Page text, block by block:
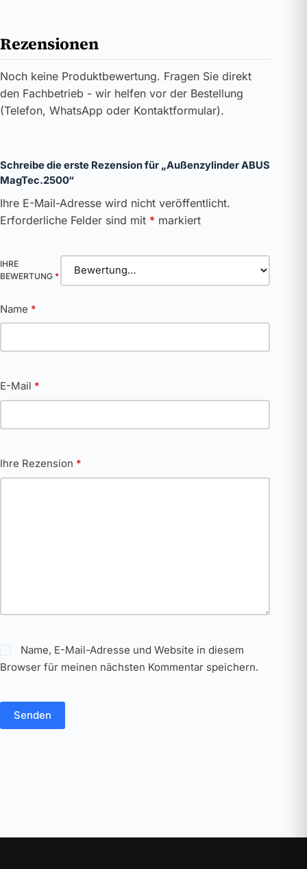
Rezensionen
Noch keine Produktbewertung. Fragen Sie direkt
den Fachbetrieb - wir helfen vor der Bestellung
(Telefon, WhatsApp oder Kontaktformular).
Schreibe die erste Rezension für „Außenzylinder ABUS
MagTec.2500“
Ihre E-Mail-Adresse wird nicht veröffentlicht.
Erforderliche Felder sind mit * markiert
IHRE
BEWERTUNG *
Name *
E-Mail *
Ihre Rezension *
Name, E-Mail-Adresse und Website in diesem
Browser für meinen nächsten Kommentar speichern.
Senden